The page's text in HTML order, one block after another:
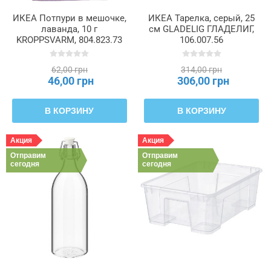
ИКЕА Потпури в мешочке,
лаванда, 10 г
KROPPSVARM, 804.823.73
62,00 грн
46,00 грн
В КОРЗИНУ
ИКЕА Тарелка, серый, 25
см GLADELIG ГЛАДЕЛИГ,
106.007.56
314,00 грн
306,00 грн
В КОРЗИНУ
Акция
Отправим
сегодня
Акция
Отправим
сегодня